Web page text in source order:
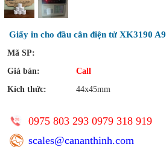
Giấy in cho đầu cân điện tử XK3190 A9
Mã SP:
Giá bán:
Call
Kích thức:
44x45mm
0975 803 293 0979 318 919
scales@cananthinh.com